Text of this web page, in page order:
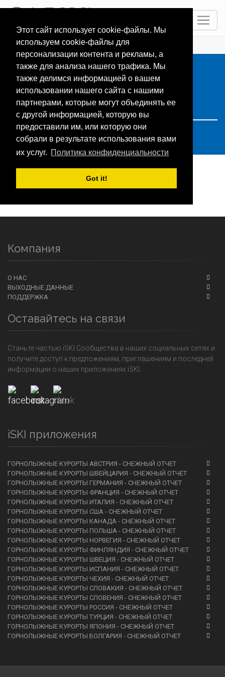
Этот сайт использует cookie-файлы. Мы
используем cookie-файлы для
персонализации контента и рекламы, а
также для анализа нашего трафика. Мы
также делимся информацией о вашем
использовании нашего сайта с нашими
партнерами, которые могут объединять ее
с другой информацией, которую вы
предоставили им, или которую они
собрали в результате использования вами
их услуг. Политика конфиденциальности
Got it!
ГЛАВНАЯ Resorts Search: Финляндия
Компания
О НАС
ВЫХОДНЫЕ ДАННЫЕ
ПОДДЕРЖКА
Оставайтесь на связи
Станьте частью iSKI Сообщества в наших социальных сетях и
получите доступ к предложениям, приглашениям и последней
информации о наших приложениях iSKI.
iSKI приложения
ГОРНОЛЫЖНЫЕ КУРОРТЫ АВСТРИЯ - СНЕЖНЫЙ ОТЧЕТ
ГОРНОЛЫЖНЫЕ КУРОРТЫ ШВЕЙЦАРИЯ - СНЕЖНЫЙ ОТЧЕТ
ГОРНОЛЫЖНЫЕ КУРОРТЫ ГЕРМАНИЯ - СНЕЖНЫЙ ОТЧЕТ
ГОРНОЛЫЖНЫЕ КУРОРТЫ ФРАНЦИЯ - СНЕЖНЫЙ ОТЧЕТ
ГОРНОЛЫЖНЫЕ КУРОРТЫ ИТАЛИЯ - СНЕЖНЫЙ ОТЧЕТ
ГОРНОЛЫЖНЫЕ КУРОРТЫ США - СНЕЖНЫЙ ОТЧЕТ
ГОРНОЛЫЖНЫЕ КУРОРТЫ КАНАДА - СНЕЖНЫЙ ОТЧЕТ
ГОРНОЛЫЖНЫЕ КУРОРТЫ ПОЛЬША - СНЕЖНЫЙ ОТЧЕТ
ГОРНОЛЫЖНЫЕ КУРОРТЫ НОРВЕГИЯ - СНЕЖНЫЙ ОТЧЕТ
ГОРНОЛЫЖНЫЕ КУРОРТЫ ФИНЛЯНДИЯ - СНЕЖНЫЙ ОТЧЕТ
ГОРНОЛЫЖНЫЕ КУРОРТЫ ШВЕЦИЯ - СНЕЖНЫЙ ОТЧЕТ
ГОРНОЛЫЖНЫЕ КУРОРТЫ ИСПАНИЯ - СНЕЖНЫЙ ОТЧЕТ
ГОРНОЛЫЖНЫЕ КУРОРТЫ ЧЕХИЯ - СНЕЖНЫЙ ОТЧЕТ
ГОРНОЛЫЖНЫЕ КУРОРТЫ СЛОВАКИЯ - СНЕЖНЫЙ ОТЧЕТ
ГОРНОЛЫЖНЫЕ КУРОРТЫ СЛОВЕНИЯ - СНЕЖНЫЙ ОТЧЕТ
ГОРНОЛЫЖНЫЕ КУРОРТЫ РОССИЯ - СНЕЖНЫЙ ОТЧЕТ
ГОРНОЛЫЖНЫЕ КУРОРТЫ ТУРЦИЯ - СНЕЖНЫЙ ОТЧЕТ
ГОРНОЛЫЖНЫЕ КУРОРТЫ ЯПОНИЯ - СНЕЖНЫЙ ОТЧЕТ
ГОРНОЛЫЖНЫЕ КУРОРТЫ БОЛГАРИЯ - СНЕЖНЫЙ ОТЧЕТ